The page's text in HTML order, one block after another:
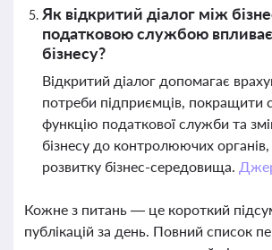
Як відкритий діалог між
податковою службою
бізнесу?
Відкритий діалог допомагає
потреби підприємців, покращити
функцію податкової служби та
бізнесу до контролюючих
розвитку бізнес-середовища.
Кожне з питань — це короткий
публікацій за день. Повний список